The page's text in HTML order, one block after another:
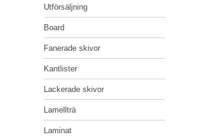
FANERADE SKIVOR
KANTLISTER
LACKERADE SKIVOR
LAMINAT
LIM
Mitt konto
Leverans
Betalning
FSC®
PEFC
EU Timber Regulation
Utförsäljning
Board
Fanerade skivor
Kantlister
Lackerade skivor
Lamellträ
Laminat